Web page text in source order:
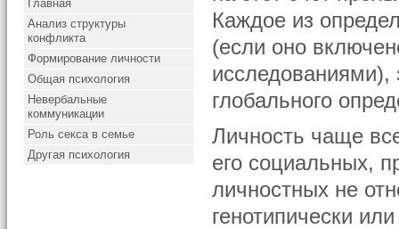
Главная
Анализ структуры
конфликта
Формирование личности
Общая психология
Невербальные
коммуникации
Роль секса в семье
Другая психология
Каждое из
(если оно
исследованиями),
глобального
Личность чаще
его социальных,
личностных не
генотипически